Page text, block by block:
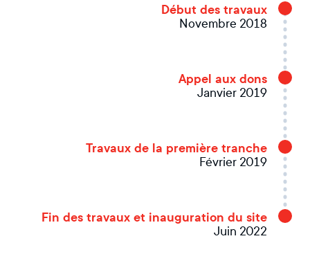
Début des travaux
Novembre 2018
Appel aux dons
Janvier 2019
Travaux de la première tranche
Février 2019
Fin des travaux et inauguration du site
Juin 2022